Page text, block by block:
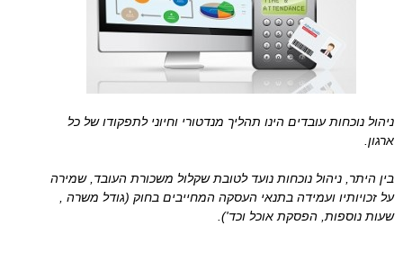
ניהול נוכחות עובדים הינו תהליך מנדטורי וחיוני לתפקודו של כל
ארגון.
בין היתר, ניהול נוכחות נועד לטובת שקלול משכורת העובד, שמירה
על זכויותיו ועמידה בתנאי העסקה המחייבים בחוק (גודל משרה ,
שעות נוספות, הפסקת אוכל וכד').